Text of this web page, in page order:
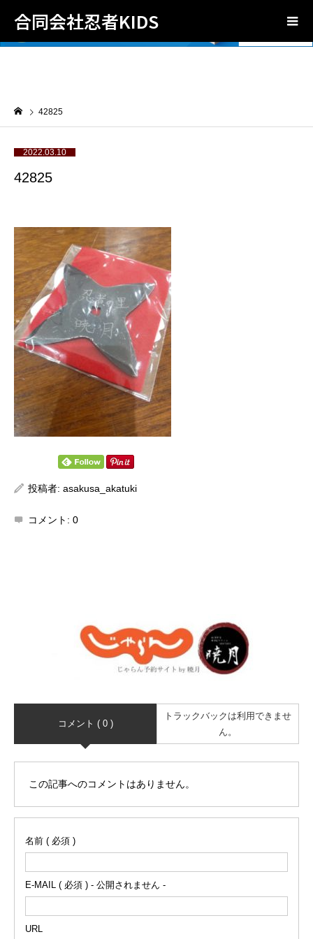
合同会社忍者KIDS
42825
2022.03.10
42825
投稿者: asakusa_akatuki
コメント: 0
コメント ( 0 )
トラックバックは利用できませ
ん。
この記事へのコメントはありません。
名前 ( 必須 )
E-MAIL ( 必須 ) - 公開されません -
URL